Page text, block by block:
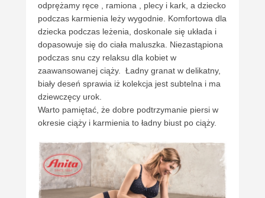
odprężamy ręce , ramiona , plecy i kark, a dziecko
podczas karmienia leży wygodnie. Komfortowa dla
dziecka podczas leżenia, doskonale się układa i
dopasowuje się do ciała maluszka. Niezastąpiona
podczas snu czy relaksu dla kobiet w
zaawansowanej ciąży. Ładny granat w delikatny,
biały deseń sprawia iż kolekcja jest subtelna i ma
dziewczęcy urok.
Warto pamiętać, że dobre podtrzymanie piersi w
okresie ciąży i karmienia to ładny biust po ciąży.